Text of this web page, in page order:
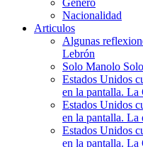
Género
Nacionalidad
Articulos
Algunas
Lebrón
Solo Manolo
Estados Unidos
en la pantalla. La
Estados Unidos
en la pantalla.
Estados Unidos
en la pantalla. La